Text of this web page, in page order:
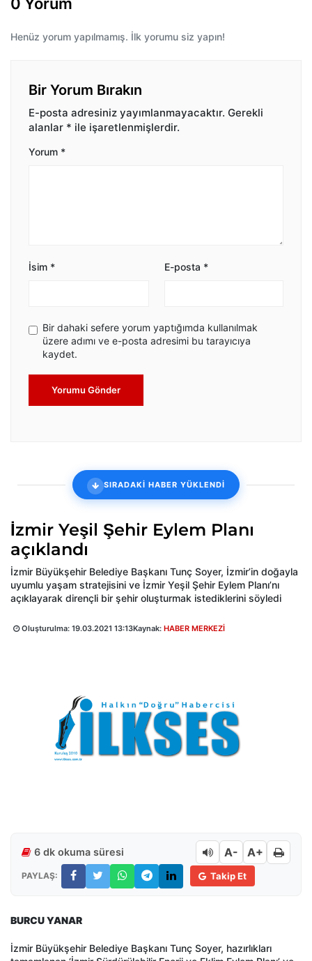
0 Yorum
Henüz yorum yapılmamış. İlk yorumu siz yapın!
Bir Yorum Bırakın
E-posta adresiniz yayımlanmayacaktır. Gerekli
alanlar * ile işaretlenmişlerdir.
Yorum *
İsim * E-posta *
Bir dahaki sefere yorum yaptığımda kullanılmak
üzere adımı ve e-posta adresimi bu tarayıcıya
kaydet.
Yorumu Gönder
SIRADAKİ HABER YÜKLENDİ
İzmir Yeşil Şehir Eylem Planı
açıklandı
İzmir Büyükşehir Belediye Başkanı Tunç Soyer, İzmir’in doğayla
uyumlu yaşam stratejisini ve İzmir Yeşil Şehir Eylem Planı’nı
açıklayarak dirençli bir şehir oluşturmak istediklerini söyledi
Oluşturulma: 19.03.2021 13:13Kaynak: HABER MERKEZİ
6 dk okuma süresi A- A+
PAYLAŞ: Takip Et
BURCU YANAR
İzmir Büyükşehir Belediye Başkanı Tunç Soyer, hazırlıkları